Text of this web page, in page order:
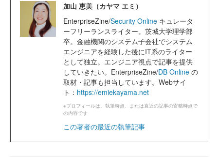
加山 恵美（カヤマ エミ）
EnterpriseZine/Security Online キュレータ
ーフリーランスライター。茨城大学理学部
卒。金融機関のシステム子会社でシステム
エンジニアを経験した後にIT系のライター
として独立。エンジニア視点で記事を提供
していきたい。EnterpriseZine/DB Online の
取材・記事も担当しています。Webサイ
ト： https://emiekayama.net
※プロフィールは、執筆時点、または直近の記事の寄稿時点で
の内容です
この著者の最近の執筆記事